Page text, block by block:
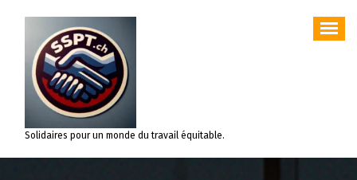
contenu
Solidaires pour un monde du travail équitable.